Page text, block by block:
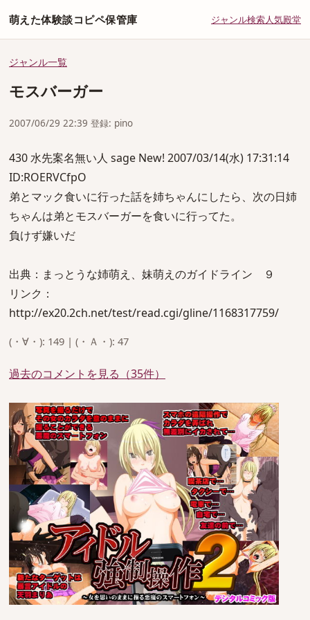
萌えた体験談コピペ保管庫 ジャンル検索人気殿堂
ジャンル一覧
モスバーガー
2007/06/29 22:39 登録: pino
430 水先案名無い人 sage New! 2007/03/14(水) 17:31:14
ID:ROERVCfpO
弟とマック食いに行った話を姉ちゃんにしたら、次の日姉
ちゃんは弟とモスバーガーを食いに行ってた。
負けず嫌いだ
出典：まっとうな姉萌え、妹萌えのガイドライン ９
リンク：
http://ex20.2ch.net/test/read.cgi/gline/1168317759/
(・∀・): 149 | (・Ａ・): 47
過去のコメントを見る（35件）